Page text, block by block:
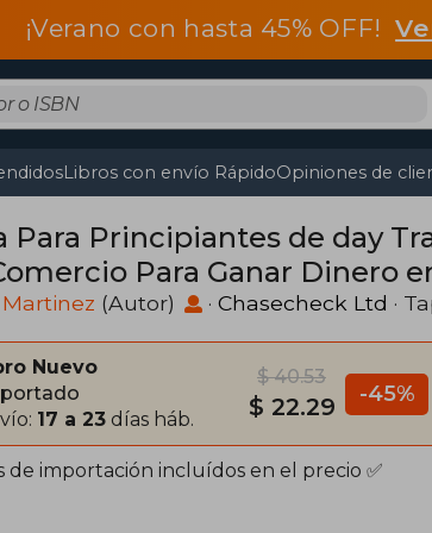
¡Verano con hasta 45% OFF!
Libros con envío RápidoOpiniones de
Para Principiantes de day
Para Ganar Dinero
Mercado de Centavos,
(Autor) · Chasecheck Ltd ·
Nuevo
17 a 23 días háb.
$ 40.53
$ 22.29 -45%
de importación incluídos en el precio ✅